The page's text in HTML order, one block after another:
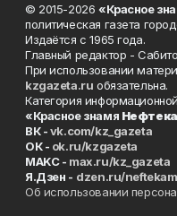
© 2015-2026 «Красное
политическая газета
Издаётся с 1965 года.
Главный редактор -
При использовании
kzgazeta.ru обязательна.
Категория
«Красное знамя
ВК -vk.com/kz_gazeta
ОК - ok.ru/kzgazeta
MAKC - max.ru/kz_gazeta
Я.Дзен - dzen.ru/
Об использовании